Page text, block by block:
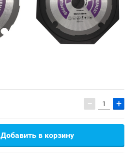
− +
Добавить в корзину